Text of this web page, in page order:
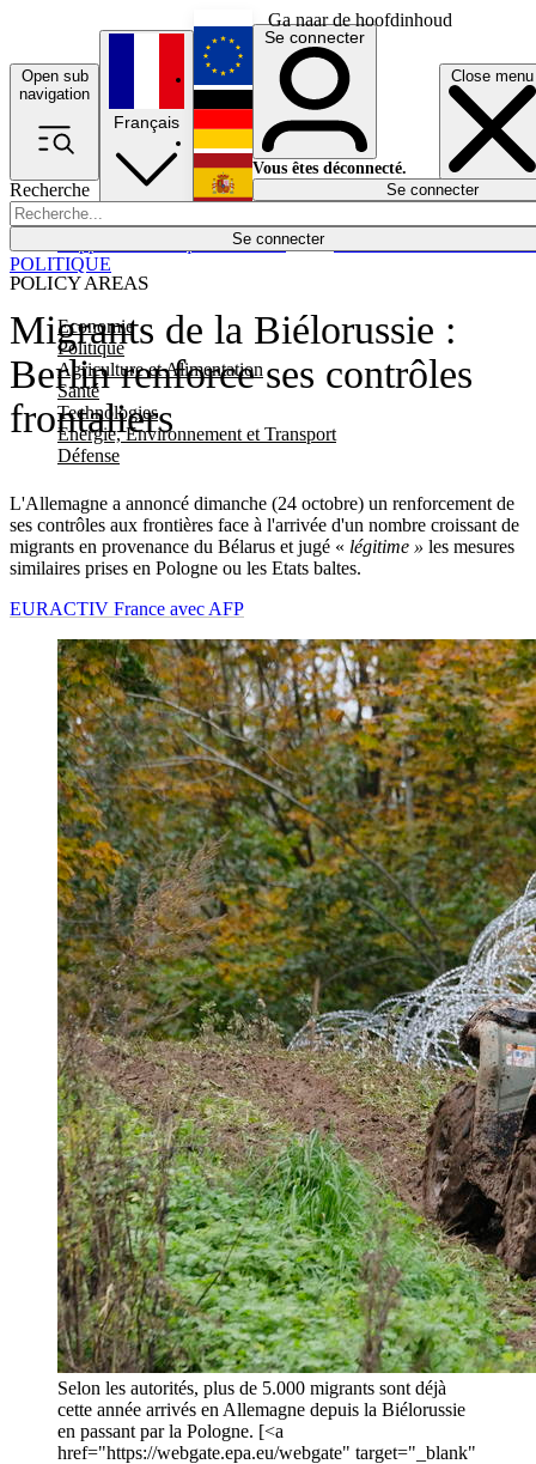
Ga naar de hoofdinhoud
Open sub
navigation
Close menu
Recherche
Se connecter
POLICY AREAS
Economie
Politique
Agriculture et Alimentation
Santé
Technologies
Energie, Environnement et Transport
Défense
Économie
Français
English
Deutsch
Español
Se connecter
Vous êtes déconnecté.
Se connecter
Migrants de la Biélorussie :
Berlin renforce ses contrôles
frontaliers
L'Allemagne a annoncé dimanche (24 octobre) un renforcement de
ses contrôles aux frontières face à l'arrivée d'un nombre croissant de
migrants en provenance du Bélarus et jugé « légitime » les mesures
similaires prises en Pologne ou les Etats baltes.
POLITIQUE
EURACTIV France avec AFP
Selon les autorités, plus de 5.000 migrants sont déjà
cette année arrivés en Allemagne depuis la Biélorussie
en passant par la Pologne. [<a
href="https://webgate.epa.eu/webgate" target="_blank"